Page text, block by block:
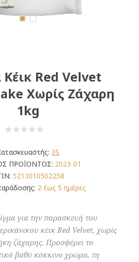
Red Velvet
Χωρίς Ζάχαρη
1kg
3S
ΠΡΟΪΟΝΤΟΣ: 2023-01
5213010502258
2 έως 5 ημέρες
για την παρασκευή του
κέικ Red Velvet, χωρίς
ζάχαρης. Προσφέρει το
βαθύ κόκκινο χρώμα, τη